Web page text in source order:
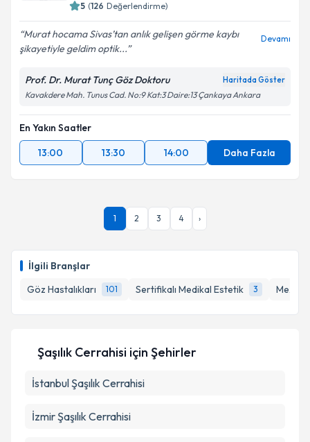
İlgili Branşlar
Göz Hastalıkları
101 Sertifikalı Medikal Estetik 3
Kişisel verilerimin işlenmesine ilişkin
kapsamda işlenmesini kabul ediyorum.
5 (126 Değerlendirme)
Murat hocama Sivas’tan anlık gelişen görme kaybı
şikayetiyle geldim optik...
Devamı
Prof. Dr. Murat Tunç Göz Doktoru Haritada Göster
Kavakdere Mah. Tunus Cad. No:9 Kat:3 Daire:13 Çankaya Ankara
En Yakın Saatler
13:00
13:30 14:00 Daha Fazla
1 2 3 4 ›
Şaşılık Cerrahisi için Şehirler
İstanbulŞaşılık Cerrahisi
İzmirŞaşılık Cerrahisi